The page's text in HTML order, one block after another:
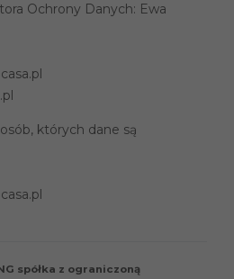
Ochrony Danych: Ewa
których dane są
spółka z ograniczoną